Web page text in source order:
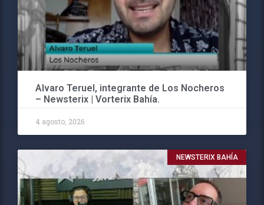
Alvaro Teruel, integrante de Los Nocheros
– Newsterix | Vorterix Bahía.
4 agosto, 2026
NEWSTERIX BAHÍA